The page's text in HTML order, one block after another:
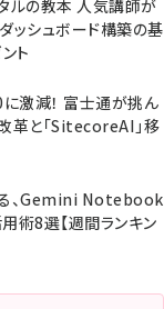
ルの教本 人気講師が
ッシュボード構築の基
ト
激減！ 富士通が挑ん
革と「SitecoreAI」移
、Gemini Notebook
術8選【週間ランキン